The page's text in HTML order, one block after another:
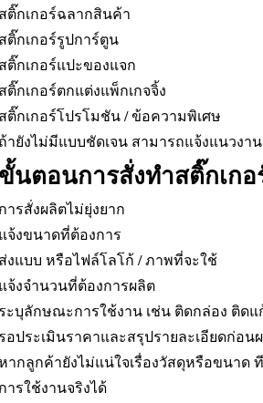
สติ๊กเกอร์ฉลากสินค้า
สติ๊กเกอร์รูปการ์ตูน
สติ๊กเกอร์แปะของแจก
สติ๊กเกอร์ตกแต่งแพ็กเกจจิ้ง
สติ๊กเกอร์โปรโมชัน / ข้อความพิเศษ
ถ้ายังไม่มีแบบชัดเจน สามารถแจ้งแนวงา
ขั้นตอนการสั่งทำสติ๊กเก
การสั่งผลิตไม่ยุ่งยาก
แจ้งขนาดที่ต้องการ
ส่งแบบ หรือไฟล์โลโก้ / ภาพที่จะใช้
แจ้งจำนวนที่ต้องการผลิต
ระบุลักษณะการใช้งาน เช่น ติดกล่อง ติด
รอประเมินราคาและสรุปรายละเอียดก่อน
ากลูกค้ายังไม่แน่ใจเรื่องวัสดุหรือขนาด
การใช้งานจริงได้